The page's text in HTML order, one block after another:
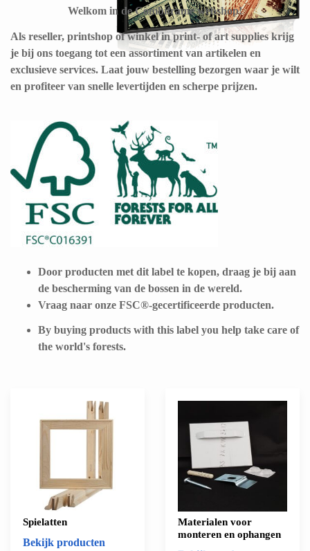
Welkom in de Combiframe webshop!
Als reseller, printshop of winkel in print- of art supplies krijg
je bij ons toegang tot een assortiment van artikelen en
exclusieve services. Laat jouw bestelling bezorgen waar je wilt
en profiteer van snelle levertijden en scherpe prijzen.
Door producten met dit label te kopen, draag je bij aan
de bescherming van de bossen in de wereld.
Vraag naar onze FSC®-gecertificeerde producten.
By buying products with this label you help take care of
the world's forests.
Spielatten
Bekijk producten
Materialen voor
monteren en ophangen